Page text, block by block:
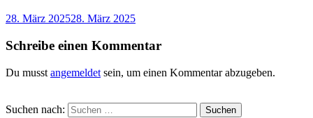
28. März 202528. März 2025
Schreibe einen Kommentar
Du musst angemeldet sein, um einen Kommentar abzugeben.
Suchen nach: